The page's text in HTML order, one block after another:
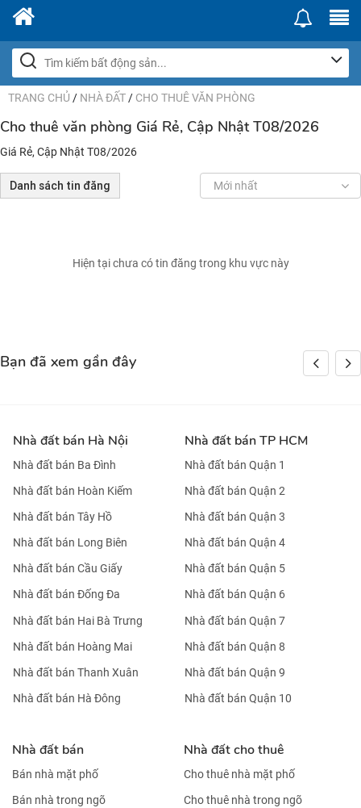
TRANG CHỦ / NHÀ ĐẤT / CHO THUÊ VĂN PHÒNG
Cho thuê văn phòng Giá Rẻ, Cập Nhật T08/2026
Giá Rẻ, Cập Nhật T08/2026
Danh sách tin đăng Mới nhất
Hiện tại chưa có tin đăng trong khu vực này
Bạn đã xem gần đây
Nhà đất bán Hà Nội
Nhà đất bán Ba Đình
Nhà đất bán Hoàn Kiếm
Nhà đất bán Tây Hồ
Nhà đất bán Long Biên
Nhà đất bán Cầu Giấy
Nhà đất bán Đống Đa
Nhà đất bán Hai Bà Trưng
Nhà đất bán Hoàng Mai
Nhà đất bán Thanh Xuân
Nhà đất bán Hà Đông
Nhà đất bán TP HCM
Nhà đất bán Quận 1
Nhà đất bán Quận 2
Nhà đất bán Quận 3
Nhà đất bán Quận 4
Nhà đất bán Quận 5
Nhà đất bán Quận 6
Nhà đất bán Quận 7
Nhà đất bán Quận 8
Nhà đất bán Quận 9
Nhà đất bán Quận 10
Nhà đất bán
Bán nhà mặt phố
Bán nhà trong ngõ
Nhà đất cho thuê
Cho thuê nhà mặt phố
Cho thuê nhà trong ngõ